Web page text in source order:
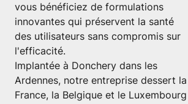
vous bénéficiez de formulations
innovantes qui préservent la santé
des utilisateurs sans compromis sur
l'efficacité.
Implantée à Doncherydans les
Ardennes, notre entreprise dessert la
France, la Belgiqueet le Luxembourg